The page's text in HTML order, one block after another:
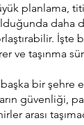
planlama,
daha
ve taşınma
bir
arası